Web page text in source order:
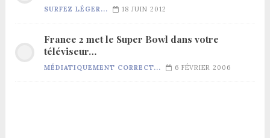
SURFEZ LÉGER... 18 JUIN 2012
France 2 met le Super Bowl dans votre
téléviseur…
MÉDIATIQUEMENT CORRECT... 6 FÉVRIER 2006